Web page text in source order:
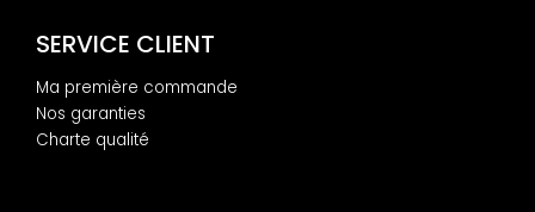
SERVICE CLIENT
Ma première commande
Nos garanties
Charte qualité